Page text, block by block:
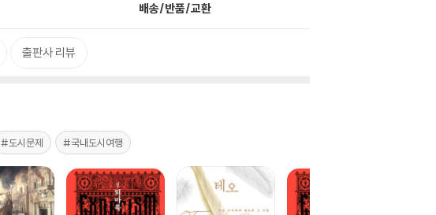
배송/반품/교환
출판사 리뷰
#도시문제 #국내도시여행